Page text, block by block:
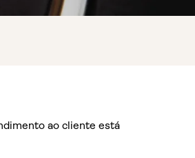
ao cliente está